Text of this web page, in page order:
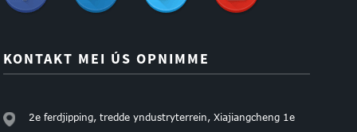
KONTAKT MEI ÚS OPNIMME
2e ferdjipping, tredde yndustryterrein, Xiajiangcheng 1e